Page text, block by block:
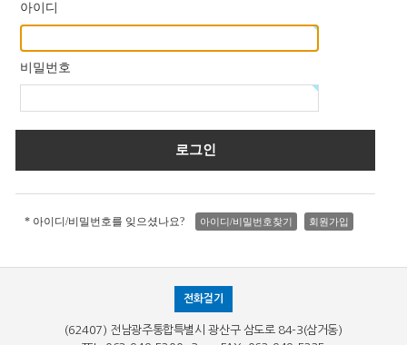
아이디
비밀번호
* 아이디/비밀번호를 잊으셨나요? 아이디/비밀번호찾기 회원가입
전화걸기
(62407) 전남광주통합특별시 광산구 삼도로 84-3(삼거동)